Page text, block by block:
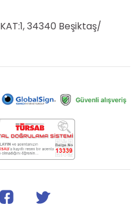
34340 Beşiktaş/